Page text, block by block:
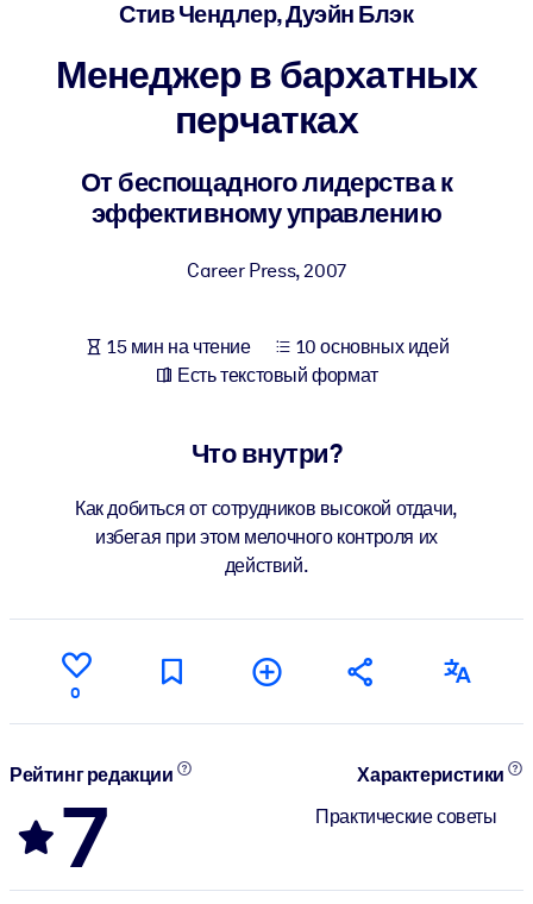
ПО СИСТЕМАМ
Интегрируйте краткие проверенные знания в вашу LMS/LXP для
лучших результатов обучения.
Для корпоративных библиотек
использованию бизнес-знаниями.
Используйте надежные структурированные знания для
Стив Чендлер, Дуэйн Блэк
Менеджер в бархатных
перчатках
От беспощадного лидерства к
эффективному управлению
Career Press,2007
15 мин на чтение
10 основных идей
Есть текстовый формат
Что внутри?
Как добиться от сотрудников высокой отдачи,
избегая при этом мелочного контроля их
действий.
0
Рейтинг редакции
7
Характеристики
Практические советы